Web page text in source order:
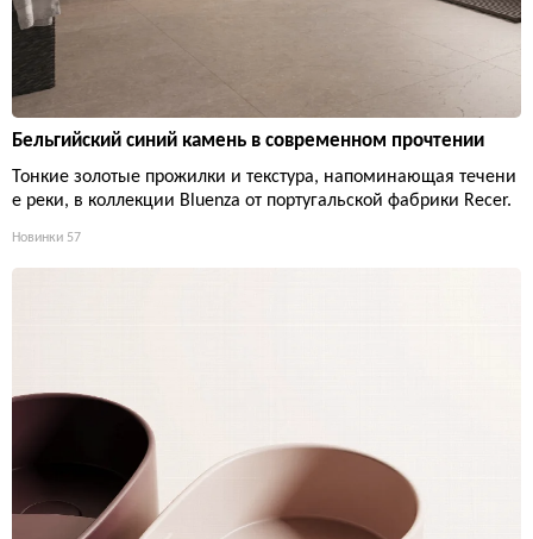
Бельгийский синий камень в современном прочтении
Тонкие золотые прожилки и текстура, напоминающая течени
е реки, в коллекции Bluenza от португальской фабрики Recer.
Новинки 57